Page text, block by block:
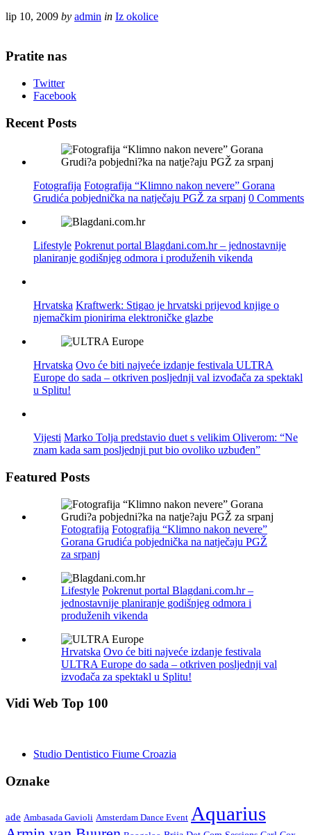
lip 10, 2009 by admin in Iz okolice
Pratite nas
Twitter
Facebook
Recent Posts
Fotografija Fotografija “Klimno nakon nevere” Gorana
Grudića pobjednička na natječaju PGŽ za srpanj 0 Comments
Lifestyle Pokrenut portal Blagdani.com.hr – jednostavnije
planiranje godišnjeg odmora i produženih vikenda
Hrvatska Kraftwerk: Stigao je hrvatski prijevod knjige o
njemačkim pionirima elektroničke glazbe
Hrvatska Ovo će biti najveće izdanje festivala ULTRA
Europe do sada – otkriven posljednji val izvođača za spektakl
u Splitu!
Vijesti Marko Tolja predstavio duet s velikim Oliverom: “Ne
znam kada sam posljednji put bio ovoliko uzbuđen”
Featured Posts
Fotografija Fotografija “Klimno nakon nevere”
Gorana Grudića pobjednička na natječaju PGŽ
za srpanj
Lifestyle Pokrenut portal Blagdani.com.hr –
jednostavnije planiranje godišnjeg odmora i
produženih vikenda
Hrvatska Ovo će biti najveće izdanje festivala
ULTRA Europe do sada – otkriven posljednji val
izvođača za spektakl u Splitu!
Vidi Web Top 100
Studio Dentistico Fiume Croazia
Oznake
ade Ambasada Gavioli Amsterdam Dance Event Aquarius